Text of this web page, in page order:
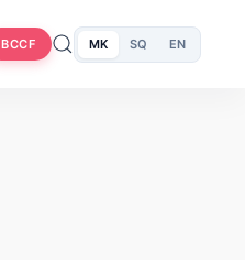
BCCF MK SQ EN